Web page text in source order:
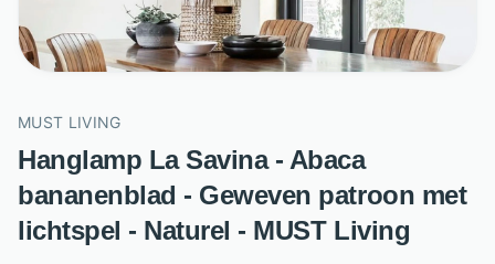
MUST LIVING
Hanglamp La Savina - Abaca
bananenblad - Geweven patroon met
lichtspel - Naturel - MUST Living